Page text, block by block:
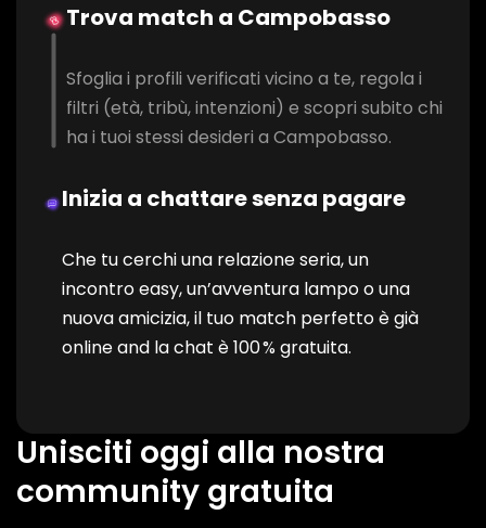
Trova match a Campobasso
Sfoglia i profili verificati vicino a te, regola i
filtri (età, tribù, intenzioni) e scopri subito chi
ha i tuoi stessi desideri a Campobasso.
Inizia a chattare senza pagare
Che tu cerchi una relazione seria, un
incontro easy, un’avventura lampo o una
nuova amicizia, il tuo match perfetto è già
online and la chat è 100 % gratuita.
Unisciti oggi alla nostra
community gratuita